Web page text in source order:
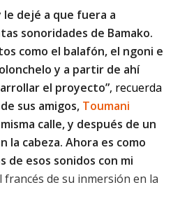
le dejé a que fuera a
sonoridades de Bamako.
como el balafón, el ngoni e
y a partir de ahí
el proyecto”, recuerda
sus amigos, Toumani
calle, y después de un
la cabeza. Ahora es como
de esos sonidos con mi
francés de su inmersión en la